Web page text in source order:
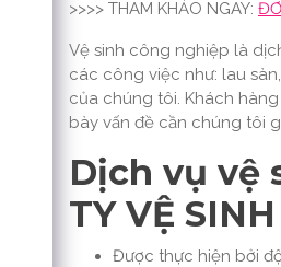
>>>> THAM KHẢO NGAY:
Vệ sinh công nghiệp là
các công việc như: lau
của chúng tôi. Khách
bày vấn đề cần chúng tôi
Dịch vụ vệ
TY VỆ SINH
Được thực hiện bởi